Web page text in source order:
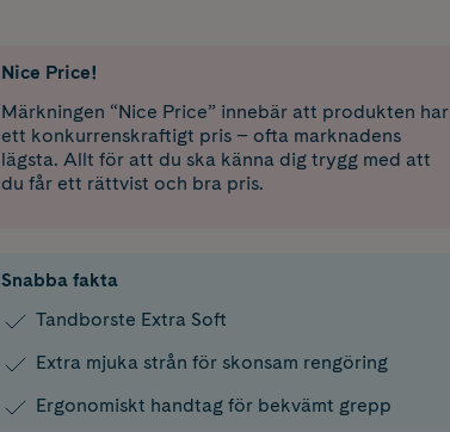
Nice Price!
Märkningen “Nice Price” innebär att produkten har
ett konkurrenskraftigt pris – ofta marknadens
lägsta. Allt för att du ska känna dig trygg med att
du får ett rättvist och bra pris.
Snabba fakta
Tandborste Extra Soft
Extra mjuka strån för skonsam rengöring
Ergonomiskt handtag för bekvämt grepp